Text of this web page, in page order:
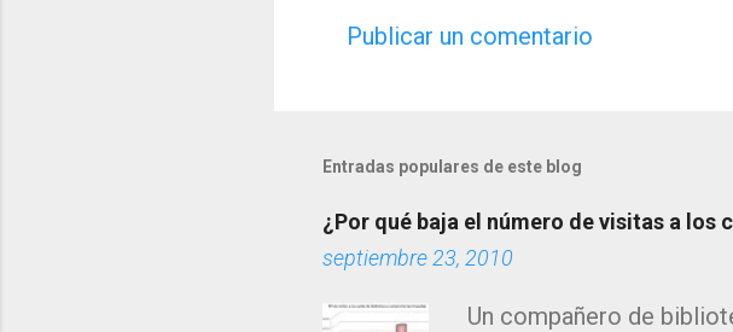
e
t
a
Publicar un comentario
Entradas populares de este blog
¿Por qué baja el número de visitas a los
septiembre 23, 2010
Un compañero de